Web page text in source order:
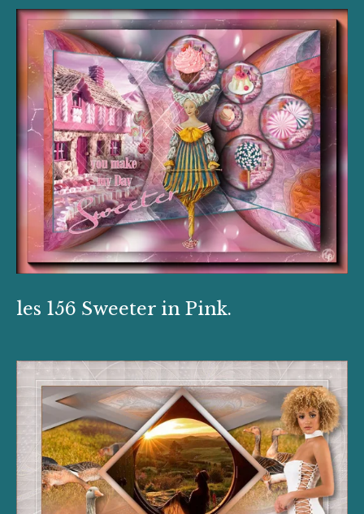
les 156 Sweeter in Pink.